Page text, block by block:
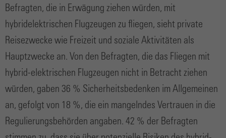
Befragten, die in Erwägung ziehen würden, mit
hybridelektrischen Flugzeugen zu fliegen, sieht private
Reisezwecke wie Freizeit und soziale Aktivitäten als
Hauptzwecke an. Von den Befragten, die das Fliegen mit
hybrid-elektrischen Flugzeugen nicht in Betracht ziehen
würden, gaben 36 % Sicherheitsbedenken im Allgemeinen
an, gefolgt von 18 %, die ein mangelndes Vertrauen in die
Regulierungsbehörden angaben. 42 % der Befragten